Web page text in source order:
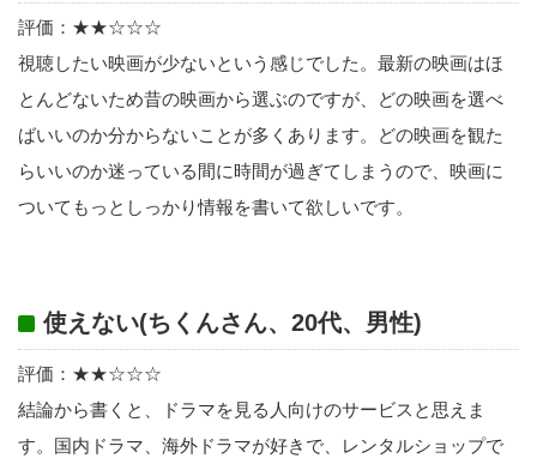
評価：★★☆☆☆
視聴したい映画が少ないという感じでした。最新の映画はほ
とんどないため昔の映画から選ぶのですが、どの映画を選べ
ばいいのか分からないことが多くあります。どの映画を観た
らいいのか迷っている間に時間が過ぎてしまうので、映画に
ついてもっとしっかり情報を書いて欲しいです。
使えない(ちくんさん、20代、男性)
評価：★★☆☆☆
結論から書くと、ドラマを見る人向けのサービスと思えま
す。国内ドラマ、海外ドラマが好きで、レンタルショップで